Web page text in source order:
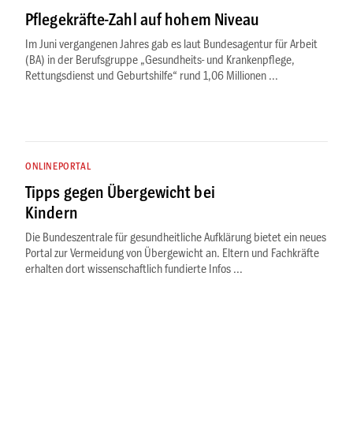
Pflegekräfte-Zahl auf hohem Niveau
Im Juni vergangenen Jahres gab es laut Bundesagentur für Arbeit
(BA) in der Berufsgruppe „Gesundheits- und Krankenpflege,
Rettungsdienst und Geburtshilfe“ rund 1,06 Millionen ...
ONLINEPORTAL
Tipps gegen Übergewicht bei
Kindern
Die Bundeszentrale für gesundheitliche Aufklärung bietet ein neues
Portal zur Vermeidung von Übergewicht an. Eltern und Fachkräfte
erhalten dort wissenschaftlich fundierte Infos ...